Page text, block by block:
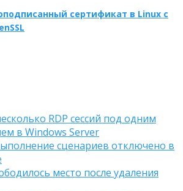
сертификат в Linux с
RDP сессий под одним
в Windows Server
сценариев отключено в
место после удаления